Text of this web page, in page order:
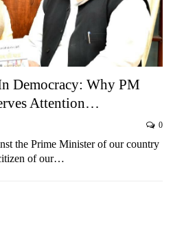
Democracy: Why PM
Attention…
0
the Prime Minister of our country
of our…